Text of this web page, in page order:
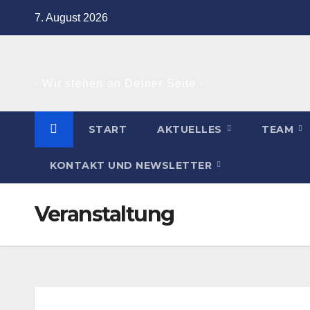
7. August 2026
START AKTUELLES TEAM
KONTAKT UND NEWSLETTER
Veranstaltung